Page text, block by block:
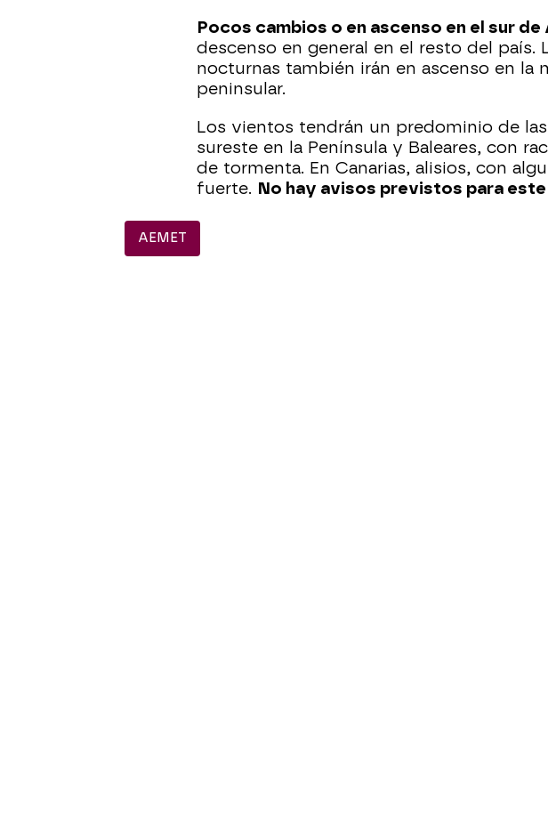
Pocos cambios o en ascenso en el sur de
descenso en general en el resto del país.
nocturnas también irán en ascenso en la
peninsular.
Los vientos tendrán un predominio de
sureste en la Península y Baleares, con
de tormenta. En Canarias, alisios, con
fuerte. No hay avisos previstos para
AEMET